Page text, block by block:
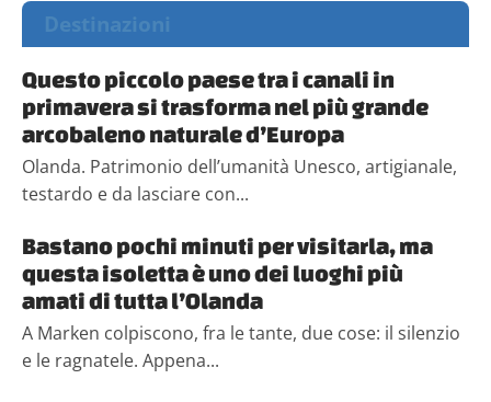
Destinazioni
Questo piccolo paese tra i canali in
primavera si trasforma nel più grande
arcobaleno naturale d’Europa
Olanda. Patrimonio dell’umanità Unesco, artigianale,
testardo e da lasciare con...
Bastano pochi minuti per visitarla, ma
questa isoletta è uno dei luoghi più
amati di tutta l’Olanda
A Marken colpiscono, fra le tante, due cose: il silenzio
e le ragnatele. Appena...